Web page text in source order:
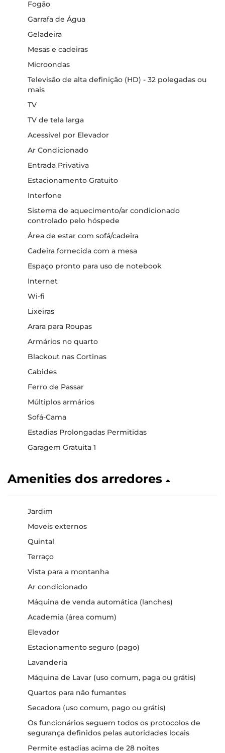
Fogão
Garrafa de Água
Geladeira
Mesas e cadeiras
Microondas
Televisão de alta definição (HD) - 32 polegadas ou
mais
TV
TV de tela larga
Acessível por Elevador
Ar Condicionado
Entrada Privativa
Estacionamento Gratuito
Interfone
Sistema de aquecimento/ar condicionado
controlado pelo hóspede
Área de estar com sofá/cadeira
Cadeira fornecida com a mesa
Espaço pronto para uso de notebook
Internet
Wi-fi
Lixeiras
Arara para Roupas
Armários no quarto
Blackout nas Cortinas
Cabides
Ferro de Passar
Múltiplos armários
Sofá-Cama
Estadias Prolongadas Permitidas
Garagem Gratuita 1
Amenities dos arredores
Jardim
Moveis externos
Quintal
Terraço
Vista para a montanha
Ar condicionado
Máquina de venda automática (lanches)
Academia (área comum)
Elevador
Estacionamento seguro (pago)
Lavanderia
Máquina de Lavar (uso comum, paga ou grátis)
Quartos para não fumantes
Secadora (uso comum, pago ou grátis)
Os funcionários seguem todos os protocolos de
segurança definidos pelas autoridades locais
Permite estadias acima de 28 noites